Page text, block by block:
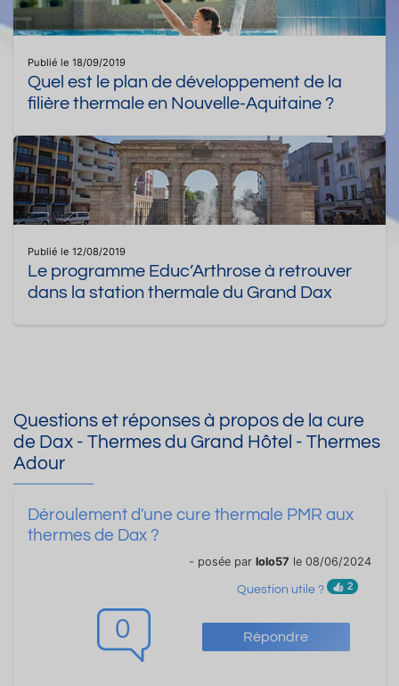
Publié le 18/09/2019
Quel est le plan de développement de la
filière thermale en Nouvelle-Aquitaine ?
Publié le 12/08/2019
Le programme Educ’Arthrose à retrouver
dans la station thermale du Grand Dax
Questions et réponses à propos de la cure
de Dax - Thermes du Grand Hôtel - Thermes
Adour
0 Répondre
Déroulement d'une cure thermale PMR aux
thermes de Dax ?
- posée par lolo57 le 08/06/2024
Question utile ? 2